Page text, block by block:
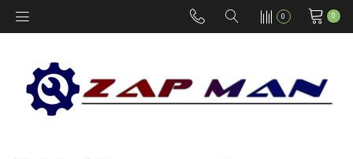
0 0